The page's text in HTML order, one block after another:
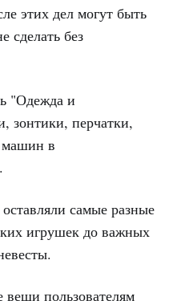
этих дел могут быть
сделать без
"Одежда и
зонтики, перчатки,
машин в
самые разные
игрушек до важных
пользователям